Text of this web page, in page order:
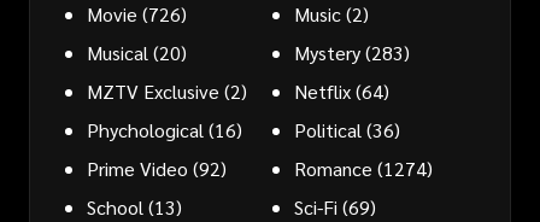
Movie (726) Music(2)
Musical(20) Mystery(283)
MZTV Exclusive (2) Netflix(64)
Phychological(16) Political(36)
Prime Video (92) Romance (1274)
School(13) Sci-Fi (69)